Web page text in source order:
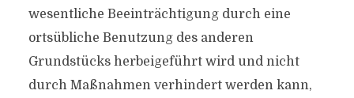
wesentliche Beeinträchtigung durch eine
ortsübliche Benutzung des anderen
Grundstücks herbeigeführt wird und nicht
durch Maßnahmen verhindert werden kann,